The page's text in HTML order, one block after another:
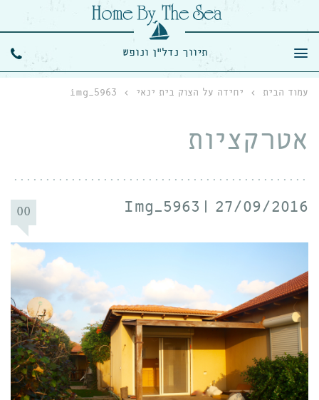
תיווך נדל"ן ונופש
עמוד הבית › יחידה על הצוק בית ינאי ›
img_5963
אטרקציות
27/09/2016
Img_5963
00